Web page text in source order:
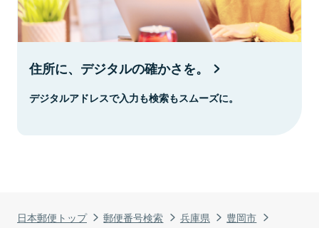
日本郵便トップ 郵便番号検索 兵庫県
豊岡市
住所に、デジタルの確かさを。
デジタルアドレスで入力も検索もスムーズに。